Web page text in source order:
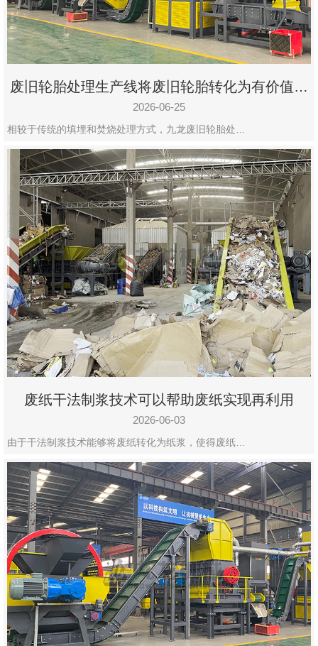
废旧轮胎处理生产线将废旧轮胎转化为有价值的
资源
2026-06-25
相较于传统的填埋和焚烧处理方式，九龙废旧轮胎处…
废纸干法制浆技术可以帮助废纸实现再利用
2026-06-03
由于干法制浆技术能够将废纸转化为纸浆，使得废纸…